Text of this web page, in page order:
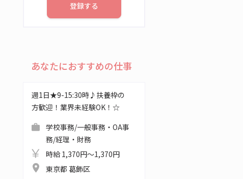
登録する
あなたにおすすめの仕事
週1日★9-15:30時♪扶養枠の
方歓迎！業界未経験OK！☆
学校事務/一般事務・OA事
務/経理・財務
時給 1,370円～1,370円
東京都 葛飾区